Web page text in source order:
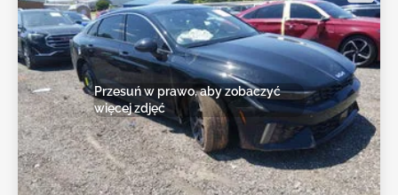
Przesuń w prawo, aby zobaczyć
więcej zdjęć